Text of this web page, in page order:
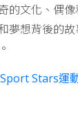
的文化、偶
夢想背後的
Stars運